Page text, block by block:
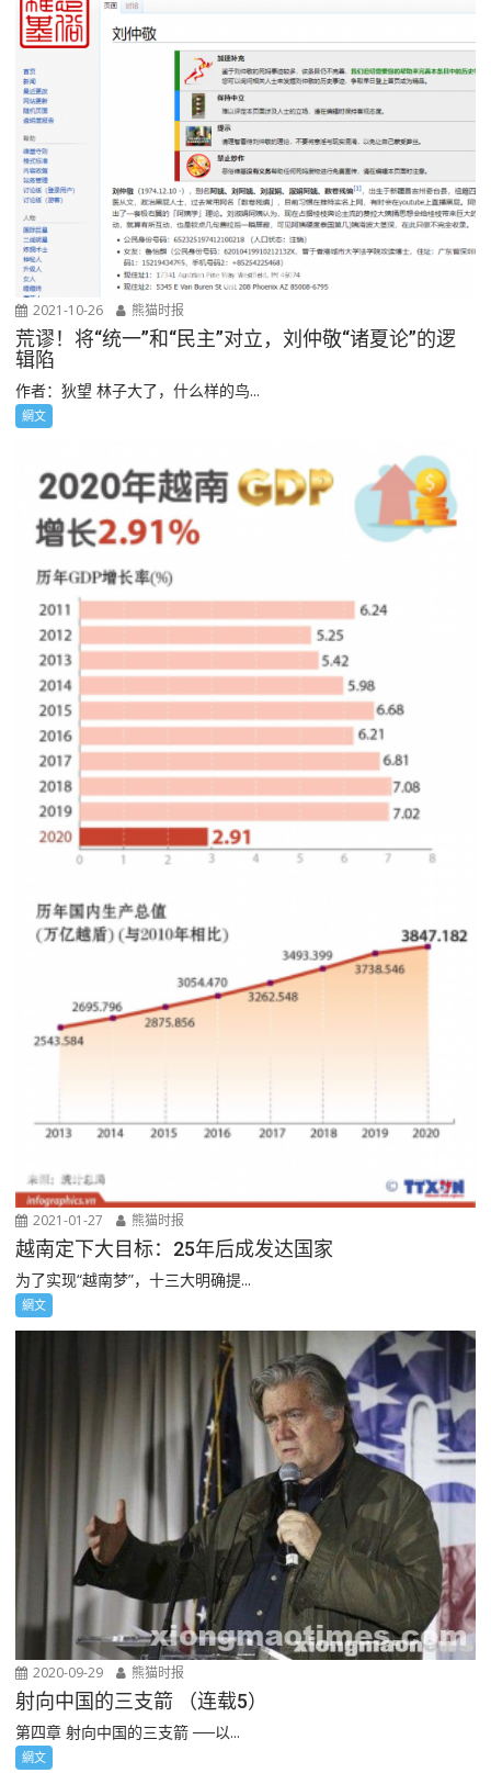
2021-10-26 熊猫时报
荒谬！将“统一”和“民主”对立，刘仲敬“诸夏论”的逻
辑陷
作者：狄望 林子大了，什么样的鸟...
網文
2021-01-27 熊猫时报
越南定下大目标：25年后成发达国家
为了实现“越南梦”，十三大明确提...
網文
2020-09-29 熊猫时报
射向中国的三支箭 （连载5）
第四章 射向中国的三支箭 ──以...
網文